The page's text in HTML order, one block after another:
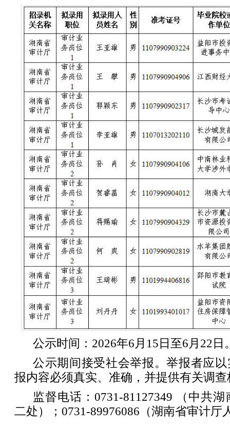
公示时间：2026年6月15日至6月22日
公示期间接受社会举报。举报者应
报内容必须真实、准确，并提供有关调
监督电话：0731-81127349 （中共
二处）；0731-89976086（湖南省审计厅